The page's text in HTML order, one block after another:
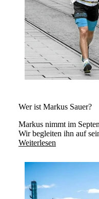
Wer ist Markus Sauer?
Markus nimmt im
Wir begleiten ihn auf
Weiterlesen